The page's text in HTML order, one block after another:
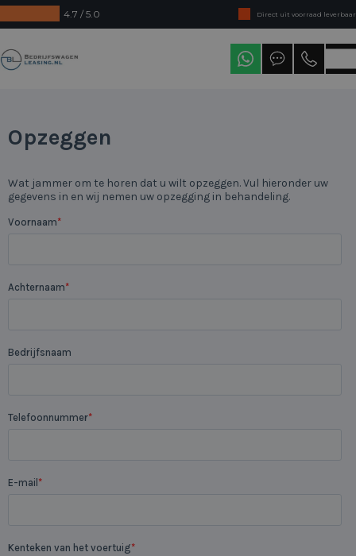
4.7 / 5.0
Direct uit voorraad leverbaar
Levering in heel Nederland